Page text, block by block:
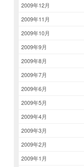
2009年12月
2009年11月
2009年10月
2009年9月
2009年8月
2009年7月
2009年6月
2009年5月
2009年4月
2009年3月
2009年2月
2009年1月